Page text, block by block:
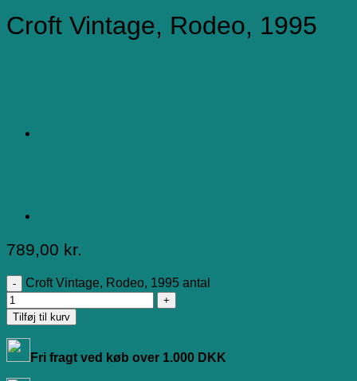
Croft Vintage, Rodeo, 1995
789,00 kr.
Croft Vintage, Rodeo, 1995 antal
Tilføj til kurv
Fri fragt ved køb over 1.000 DKK